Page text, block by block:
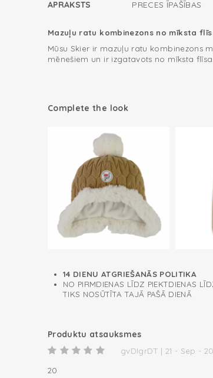
APRAKSTS PRECES ĪPAŠĪBAS
Mazuļu ratu kombinezons no mīksta flīs
Mūsu Skier ir mazuļu ratu kombinezons
mēnešiem un ir izgatavots no mīksta
ērti pārvietoties, pateicoties perfektam
Lai iegūtu papildu siltumu, kombinējiet
kombinezonu ar mūsu Wrapper ietinamo
mazulis būtu gatavs doties ārpus mājas.
Ērta un termoregulējoša kapuce
Complete the look
14 DIENU ATGRIEŠANĀS POLITIKA
NO PIRMDIENAS LĪDZ PIEKTDIENAS
TIKS NOSŪTĪTA TAJĀ PAŠĀ DIENĀ
Produktu atsauksmes
gvDIgrDT | 21 - Sep -
20